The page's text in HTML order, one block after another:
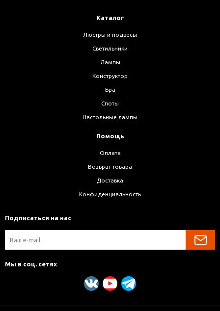
Каталог
Люстры и подвесы
Светильники
Лампы
Конструктор
Бра
Споты
Настольные лампы
Помощь
Оплата
Возврат товара
Доставка
Конфиденциальность
Подписаться на нас
Мы в соц. сетях